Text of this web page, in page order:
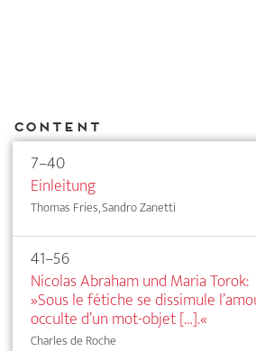
Content
7–40
Einleitung
Thomas Fries, Sandro Zanetti
41–56
Nicolas Abraham und Maria Torok:
»Sous le fétiche se dissimule
occulte d’un mot-objet […].«
Charles de Roche